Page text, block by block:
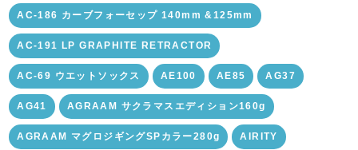
AC-186 カーブフォーセップ 140mm &125mm
AC-191 LP GRAPHITE RETRACTOR
AC-69 ウエットソックス AE100 AE85 AG37
AG41 AGRAAM サクラマスエディション160g
AGRAAM マグロジギングSPカラー280g AIRITY